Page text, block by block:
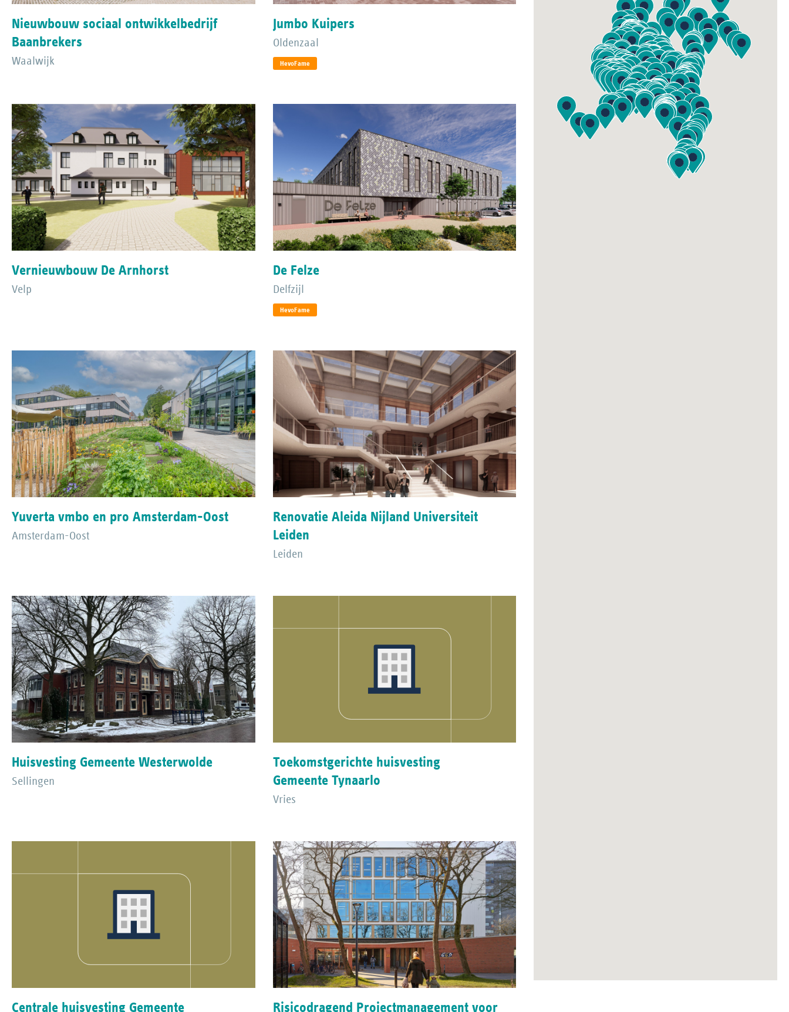
Nieuwbouw sociaal ontwikkelbedrijf
Baanbrekers
Waalwijk
Jumbo Kuipers
Oldenzaal
HevoFame
Vernieuwbouw De Arnhorst
Velp
De Felze
Delfzijl
HevoFame
Yuverta vmbo en pro Amsterdam-Oost
Amsterdam-Oost
Renovatie Aleida Nijland Universiteit
Leiden
Leiden
Huisvesting Gemeente Westerwolde
Sellingen
Toekomstgerichte huisvesting
Gemeente Tynaarlo
Vries
Centrale huisvesting Gemeente Risicodragend Projectmanagement voor